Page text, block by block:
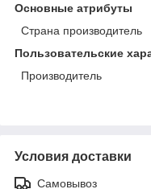
Основные атрибуты
Страна производитель
Пользовательские
Производитель
Условия доставки
Самовывоз